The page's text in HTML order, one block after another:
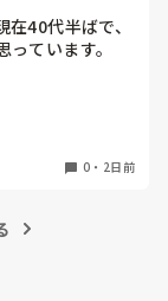
40代半ばで、
ています。
空きがないと
しょうか？ま
0 ・ 2日前